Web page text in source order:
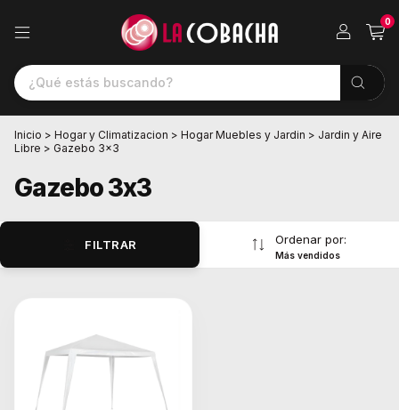
0
Inicio > Hogar y Climatizacion > Hogar Muebles y Jardin > Jardin y Aire
Libre > Gazebo 3x3
Gazebo 3x3
FILTRAR Ordenar por:
Más vendidos